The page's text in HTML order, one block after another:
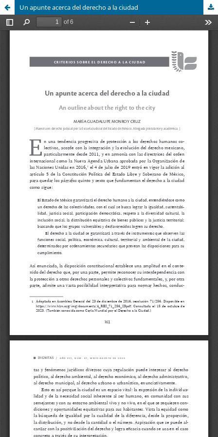
Un apunte acerca del derecho a la ciudad